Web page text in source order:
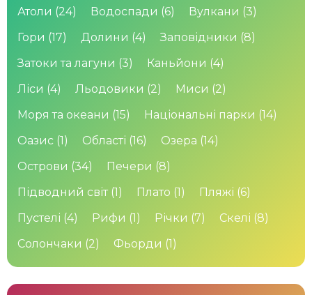
Атоли (24) Водоспади (6) Вулкани (3)
Гори (17) Долини (4) Заповідники (8)
Затоки та лагуни (3) Каньйони (4)
Ліси (4) Льодовики (2) Миси (2)
Моря та океани (15) Національні парки (14)
Оазис (1) Області (16) Озера (14)
Острови (34) Печери (8)
Підводний світ (1) Плато (1) Пляжі (6)
Пустелі (4) Рифи (1) Річки (7) Скелі (8)
Солончаки (2) Фьорди (1)